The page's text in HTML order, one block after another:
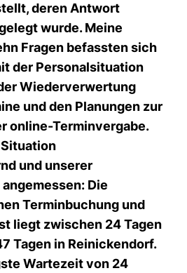
deren Antwort
wurde. Meine
Fragen befassten sich
der Personalsituation
Wiederverwertung
und den Planungen zur
online-Terminvergabe.
und unserer
Die
Terminbuchung und
liegt zwischen 24 Tagen
Tagen in Reinickendorf.
Wartezeit von 24